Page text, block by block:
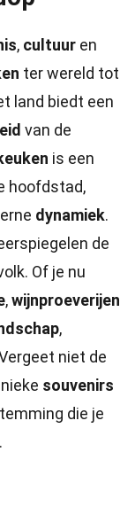
, cultuur en
ter wereld tot
land biedt een
van de
is een
hoofdstad,
dynamiek.
de
Of je nu
,wijnproeverijen
,
niet de
souvenirs
die je